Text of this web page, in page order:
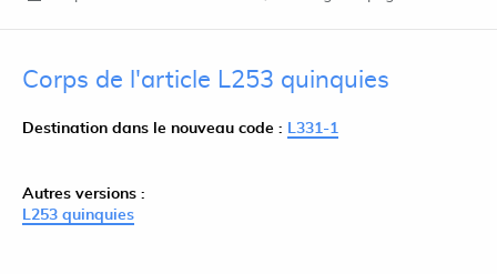
Corps de l'article L253 quinquies
Destination dans le nouveau code : L331-1
Autres versions :
L253 quinquies